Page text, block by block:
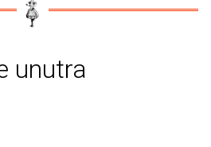
unutra